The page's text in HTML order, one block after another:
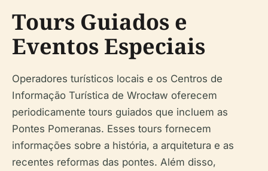
Tours Guiados e
Eventos Especiais
Operadores turísticos locais e os Centros de
Informação Turística de Wrocław oferecem
periodicamente tours guiados que incluem as
Pontes Pomeranas. Esses tours fornecem
informações sobre a história, a arquitetura e as
recentes reformas das pontes. Além disso,